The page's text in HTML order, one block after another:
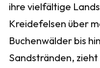
ihre vielfältige
Kreidefelsen über
Buchenwälder bis
Sandstränden,